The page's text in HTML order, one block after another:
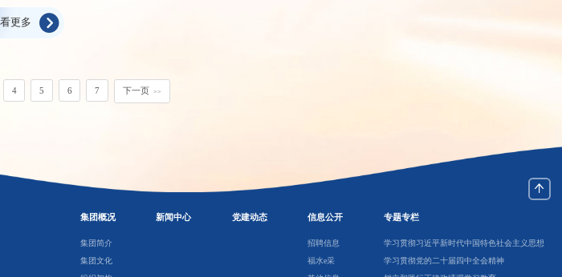
、闽清水务公司党员干部讲授专题纪律教育党课。 聚力联动监督 召开2026年上半年监督联席会议，各职能部门聚焦“规范计量收
”专项监督工作，围绕内外监督贯通协同、问题线索移送共享、重点领域风险防控等关键议题开展深度研讨，交流监督工作经验、共研风险
措，同向发力、一体推进，以精准监督推动公司经营管理规范化。 下一步，水务发展集团纪委将持续常态化分层分类开展廉洁教育，
更多
4 5 6 7 下一页 >>
集团概况
集团简介
集团文化
新闻中心 党建动态 信息公开
招聘信息
福水e采
专题专栏
学习贯彻习近平新时代中国特色社会主义思想
学习贯彻党的二十届四中全会精神